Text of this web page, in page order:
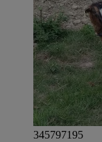
345797195